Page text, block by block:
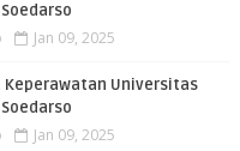
Jan 09, 2025
Keperawatan Universitas
Jan 09, 2025